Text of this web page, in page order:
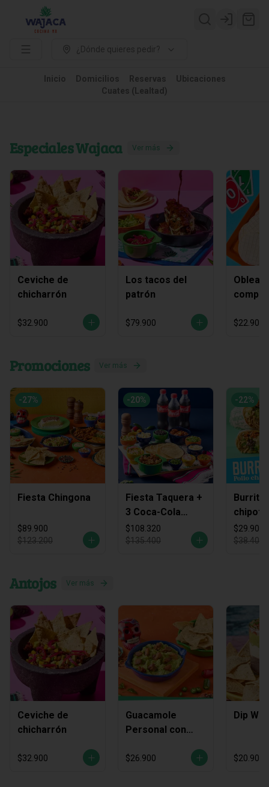
¿Dónde quieres pedir?
Inicio Domicilios Reservas
Ubicaciones
Cuates (Lealtad)
Especiales Wajaca Ver más
Ceviche de
chicharrón
$32.900
Los tacos del
patrón
$79.900
Obleas
$22.900
Promociones Ver más
-27%
Fiesta Chingona
$89.900
$123.200
-20%
Fiesta Taquera +
3 Coca-Cola
Zero
$108.320
$135.400
-22%
Burrito
$29.900
$38.400
Antojos Ver más
Ceviche de
chicharrón
$32.900
Guacamole
Personal con
$26.900
Dip
$20.900